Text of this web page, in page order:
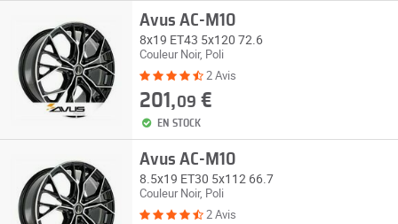
Avus AC-M10
8x19 ET43 5x120 72.6
Couleur Noir, Poli
2 Avis
201,09 €
EN STOCK
Avus AC-M10
8.5x19 ET30 5x112 66.7
Couleur Noir, Poli
2 Avis